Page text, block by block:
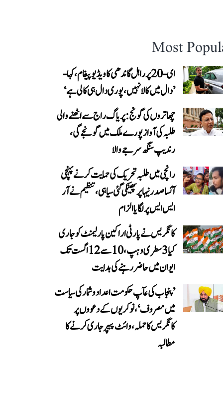
Most
ای-20 پر راہل گاندھی کا ویڈیو پیغام، کہا-
’دال میں کالا نہیں، پوری دال ہی کالی ہے‘
چھاتروں کی گونج: پریاگ راج سے اٹھنے والی
طلبہ کی آواز پورے ملک میں گونجے گی،
رندیپ سنگھ سرجے والا
رانچی میں طلبہ تحریک کی حمایت کرنے پہنچی
آئسا صدر نیہا پر پھینکی گئی سیاہی، تنظیم نے آر
ایس ایس پر لگایا الزام
کانگریس نے پارٹی اراکین پارلیمنٹ کو جاری
کیا 3 سطری وہپ، 10 سے 12 اگست تک
ایوان میں حاضر رہنے کی ہدایت
’پنجاب کی عآپ حکومت اعداد و شمار کی سیاست
میں مصروف‘، نوکریوں کے دعووں پر
کانگریس کا حملہ، وائٹ پیپر جاری کرنے کا
مطالبہ